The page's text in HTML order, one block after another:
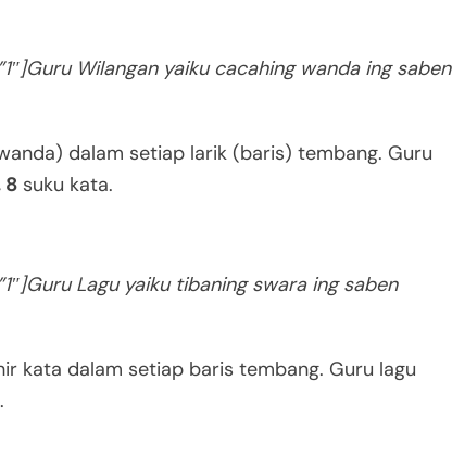
Wilangan yaiku cacahing wanda ing saben
dalam setiap larik (baris) tembang. Guru
8 suku kata.
Lagu yaiku tibaning swara ing saben
kata dalam setiap baris tembang. Guru lagu
.